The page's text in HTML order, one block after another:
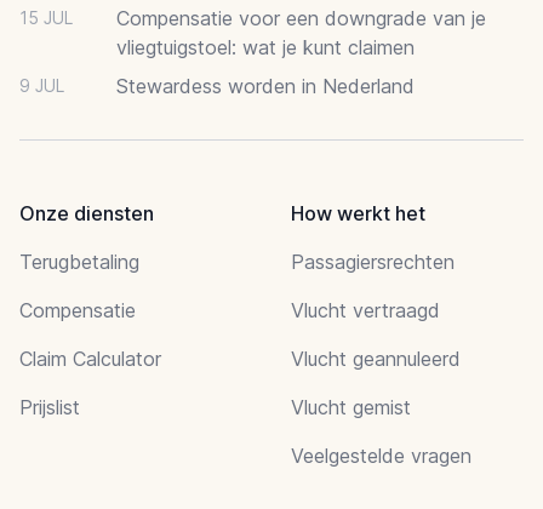
15 JUL
Compensatie voor een downgrade van je
vliegtuigstoel: wat je kunt claimen
9 JUL Stewardess worden in Nederland
Onze diensten
Terugbetaling
Compensatie
Claim Calculator
Prijslist
How werkt het
Passagiersrechten
Vlucht vertraagd
Vlucht geannuleerd
Vlucht gemist
Veelgestelde vragen